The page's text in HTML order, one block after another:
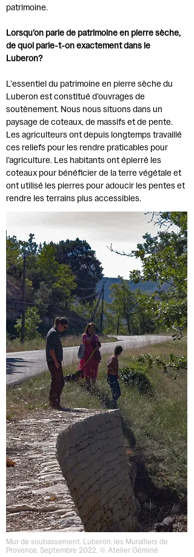
patrimoine.
Lorsqu’on parle de patrimoine en pierre sèche,
de quoi parle-t-on exactement dans le
Luberon?
L’essentiel du patrimoine en pierre sèche du
Luberon est constitué d’ouvrages de
soutènement. Nous nous situons dans un
paysage de coteaux, de massifs et de pente.
Les agriculteurs ont depuis longtemps travaillé
ces reliefs pour les rendre praticables pour
l’agriculture. Les habitants ont épierré les
coteaux pour bénéficier de la terre végétale et
ont utilisé les pierres pour adoucir les pentes et
rendre les terrains plus accessibles.
Mur de soubassement. Luberon. les Muraillers de
Provence. Septembre 2022. © Atelier Géminé